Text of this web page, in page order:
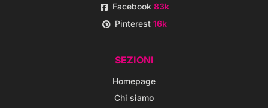
Facebook83k
Pinterest16k
SEZIONI
Homepage
Chi siamo